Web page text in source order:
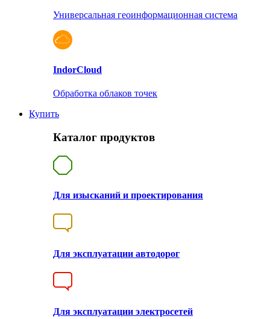
Универсальная геоинформационная система
IndorCloud
Обработка облаков точек
Купить
Каталог продуктов
Для изысканий и проектирования
Для эксплуатации автодорог
Для эксплуатации электросетей